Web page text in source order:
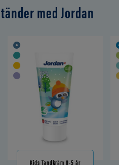
med Jordan
Kids Tandkräm 0-5 år